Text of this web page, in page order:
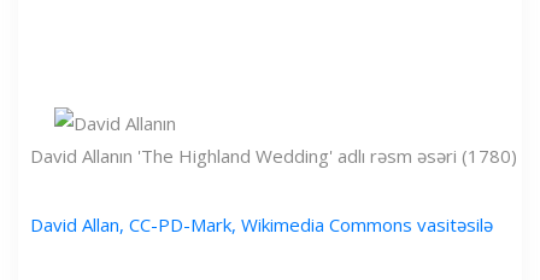
David Allanın 'The Highland Wedding' adlı rəsm əsəri (1780)
David Allan, CC-PD-Mark, Wikimedia Commons vasitəsilə